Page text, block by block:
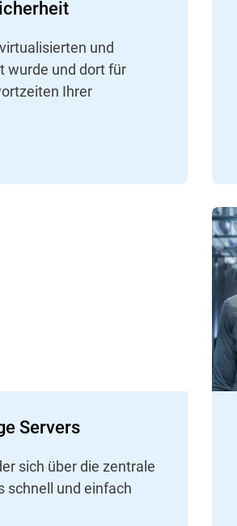
und
wurde und dort für
Ihrer
Servers
sich über die zentrale
schnell und einfach